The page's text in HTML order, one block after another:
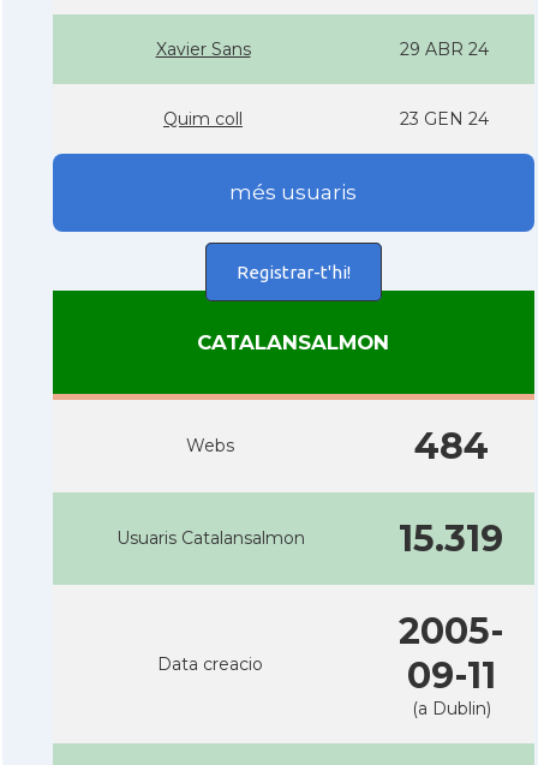
Xavier Sans 29 ABR 24
Quim coll 23 GEN 24
més usuaris
Registrar-t'hi!
CATALANSALMON
Webs 484
Usuaris Catalansalmon 15.319
Data creacio
2005-
09-11
(a Dublin)